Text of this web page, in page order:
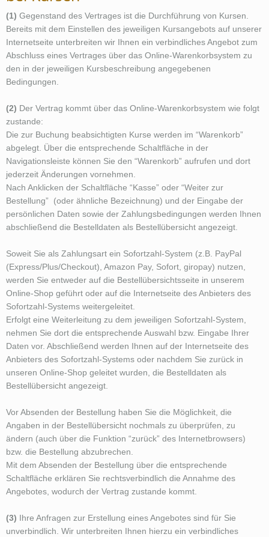
(1) Gegenstand des Vertrages ist die Durchführung von Kursen.
Bereits mit dem Einstellen des jeweiligen Kursangebots auf unserer
Internetseite unterbreiten wir Ihnen ein verbindliches Angebot zum
Abschluss eines Vertrages über das Online-Warenkorbsystem zu
den in der jeweiligen Kursbeschreibung angegebenen
Bedingungen.
(2) Der Vertrag kommt über das Online-Warenkorbsystem wie folgt
zustande:
Die zur Buchung beabsichtigten Kurse werden im “Warenkorb”
abgelegt. Über die entsprechende Schaltfläche in der
Navigationsleiste können Sie den “Warenkorb” aufrufen und dort
jederzeit Änderungen vornehmen.
Nach Anklicken der Schaltfläche “Kasse” oder “Weiter zur
Bestellung” (oder ähnliche Bezeichnung) und der Eingabe der
persönlichen Daten sowie der Zahlungsbedingungen werden Ihnen
abschließend die Bestelldaten als Bestellübersicht angezeigt.
Soweit Sie als Zahlungsart ein Sofortzahl-System (z.B. PayPal
(Express/Plus/Checkout), Amazon Pay, Sofort, giropay) nutzen,
werden Sie entweder auf die Bestellübersichtsseite in unserem
Online-Shop geführt oder auf die Internetseite des Anbieters des
Sofortzahl-Systems weitergeleitet.
Erfolgt eine Weiterleitung zu dem jeweiligen Sofortzahl-System,
nehmen Sie dort die entsprechende Auswahl bzw. Eingabe Ihrer
Daten vor. Abschließend werden Ihnen auf der Internetseite des
Anbieters des Sofortzahl-Systems oder nachdem Sie zurück in
unseren Online-Shop geleitet wurden, die Bestelldaten als
Bestellübersicht angezeigt.
Vor Absenden der Bestellung haben Sie die Möglichkeit, die
Angaben in der Bestellübersicht nochmals zu überprüfen, zu
ändern (auch über die Funktion “zurück” des Internetbrowsers)
bzw. die Bestellung abzubrechen.
Mit dem Absenden der Bestellung über die entsprechende
Schaltfläche erklären Sie rechtsverbindlich die Annahme des
Angebotes, wodurch der Vertrag zustande kommt.
(3) Ihre Anfragen zur Erstellung eines Angebotes sind für Sie
unverbindlich. Wir unterbreiten Ihnen hierzu ein verbindliches